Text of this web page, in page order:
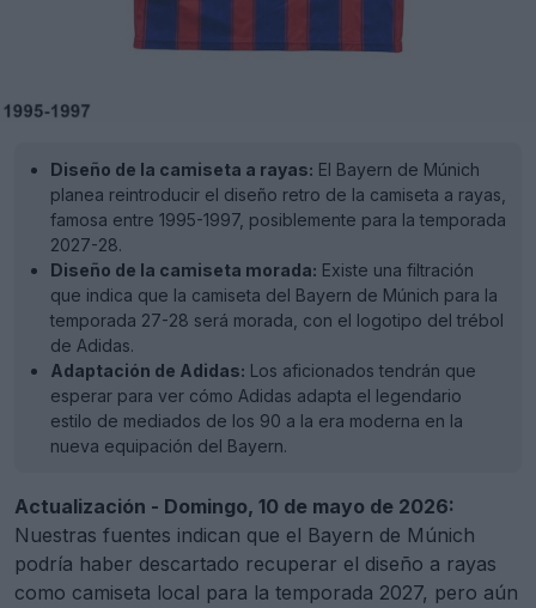
Diseño de la camiseta a rayas: El Bayern de Múnich
planea reintroducir el diseño retro de la camiseta a rayas,
famosa entre 1995-1997, posiblemente para la temporada
2027-28.
Diseño de la camiseta morada: Existe una filtración
que indica que la camiseta del Bayern de Múnich para la
temporada 27-28 será morada, con el logotipo del trébol
de Adidas.
Adaptación de Adidas: Los aficionados tendrán que
esperar para ver cómo Adidas adapta el legendario
estilo de mediados de los 90 a la era moderna en la
nueva equipación del Bayern.
Actualización - Domingo, 10 de mayo de 2026:
Nuestras fuentes indican que el Bayern de Múnich
podría haber descartado recuperar el diseño a rayas
como camiseta local para la temporada 2027, pero aún